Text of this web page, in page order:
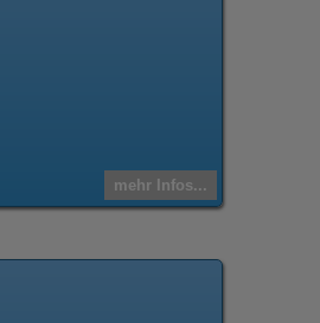
mehr Infos...